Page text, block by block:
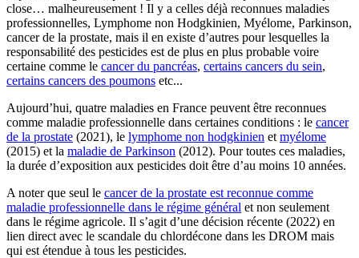
close… malheureusement ! Il y a celles déjà reconnues maladies
professionnelles, Lymphome non Hodgkinien, Myélome, Parkinson,
cancer de la prostate, mais il en existe d’autres pour lesquelles la
responsabilité des pesticides est de plus en plus probable voire
certaine comme le cancer du pancréas, certains cancers du sein,
certains cancers des poumons etc...
Aujourd’hui, quatre maladies en France peuvent être reconnues
comme maladie professionnelle dans certaines conditions : le cancer
de la prostate (2021), le lymphome non hodgkinien et myélome
(2015) et la maladie de Parkinson (2012). Pour toutes ces maladies,
la durée d’exposition aux pesticides doit être d’au moins 10 années.
A noter que seul le cancer de la prostate est reconnue comme
maladie professionnelle dans le régime général et non seulement
dans le régime agricole. Il s’agit d’une décision récente (2022) en
lien direct avec le scandale du chlordécone dans les DROM mais
qui est étendue à tous les pesticides.